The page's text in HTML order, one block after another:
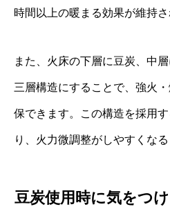
時間以上の暖まる効果が維持さ
また、火床の下層に豆炭、中
三層構造にすることで、強火
保できます。この構造を採用
り、火力微調整がしやすくな
豆炭使用時に気をつ